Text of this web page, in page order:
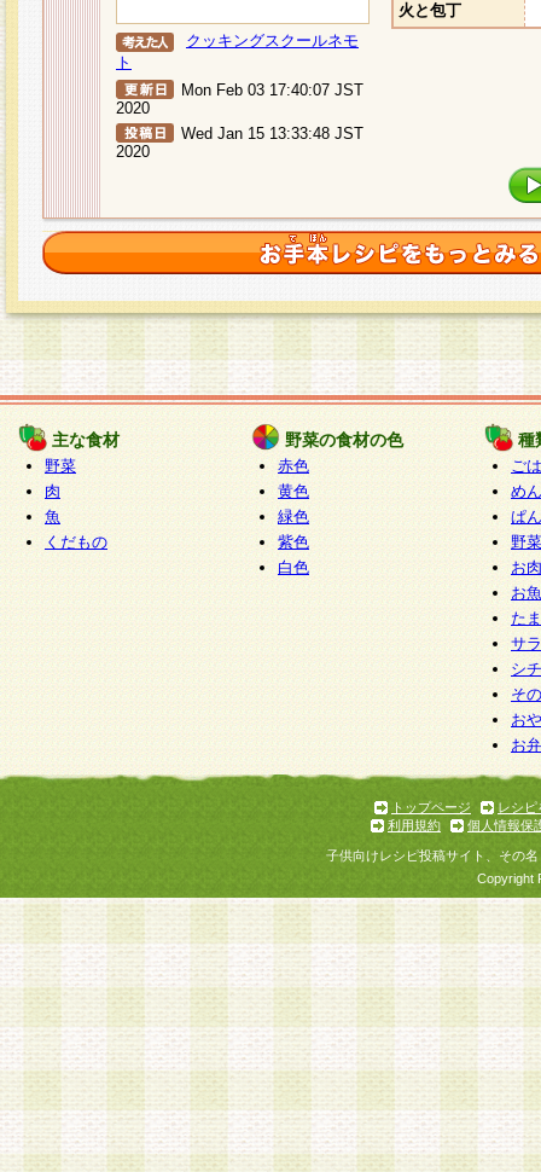
クッキングスクールネモ
ト
Mon Feb 03 17:40:07 JST
2020
Wed Jan 15 13:33:48 JST
2020
火と包丁
主な食材
野菜
肉
魚
くだもの
野菜の食材の色
赤色
黄色
緑色
紫色
白色
種
ご
めん
ぱん
野
お
お
た
サ
シ
そ
お
お
トップページ
レシピ
利用規約
個人情報保
子供向けレシピ投稿サイト、その
Copyright